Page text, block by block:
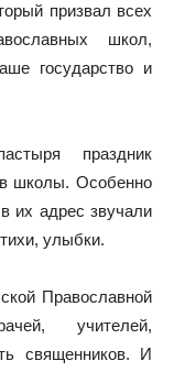
призвал всех
школ,
государство и
праздник
школы. Особенно
их адрес звучали
улыбки.
Православной
учителей,
священников. И